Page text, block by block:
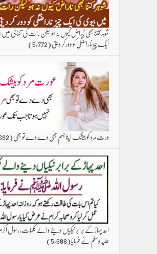
شوہر کتنا بھی ناراض کیوں نہ ہو لیکن رات کی تنہائی
ایک چیز ناراضگی کو دور کر دیتی(5,772)
ورت مرد کو بیشک اپنا جسم بھی دے دے تو بھی(5,692)
احد پہاڑ کے برابر نیکیاں دینے والے کلمات،رسول
علیہ وسلم نے فرمایا(5,608)